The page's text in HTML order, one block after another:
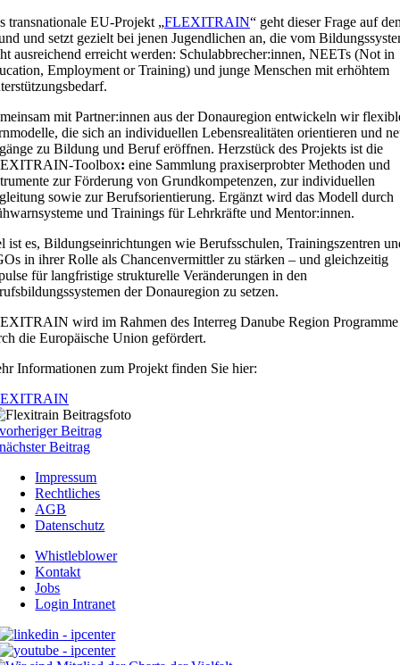
transnationale EU-Projekt „FLEXITRAIN“ geht dieser Frage auf
und setzt gezielt bei jenen Jugendlichen an, die vom
ausreichend erreicht werden: Schulabbrecher:innen, NEETs (Not in
Employment or Training) und junge Menschen mit erhöhtem
mit Partner:innen aus der Donauregion entwickeln wir
die sich an individuellen Lebensrealitäten orientieren und
zu Bildung und Beruf eröffnen. Herzstück des Projekts ist die
Toolbox: eine Sammlung praxiserprobter Methoden und
zur Förderung von Grundkompetenzen, zur individuellen
sowie zur Berufsorientierung. Ergänzt wird das Modell durch
und Trainings für Lehrkräfte und Mentor:innen.
ist es, Bildungseinrichtungen wie Berufsschulen, Trainingszentren
in ihrer Rolle als Chancenvermittler zu stärken – und gleichzeitig
für langfristige strukturelle Veränderungen in den
der Donauregion zu setzen.
wird im Rahmen des Interreg Danube Region Programme
die Europäische Union gefördert.
Informationen zum Projekt finden Sie hier:
vorheriger Beitrag
nächster Beitrag
Impressum
Rechtliches
AGB
Datenschutz
Whistleblower
Kontakt
Jobs
Login Intranet